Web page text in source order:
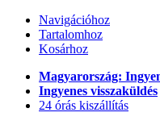
Navigációhoz
Tartalomhoz
Kosárhoz
Magyarország:
Ingyenes visszaküldés
24 órás kiszállítás